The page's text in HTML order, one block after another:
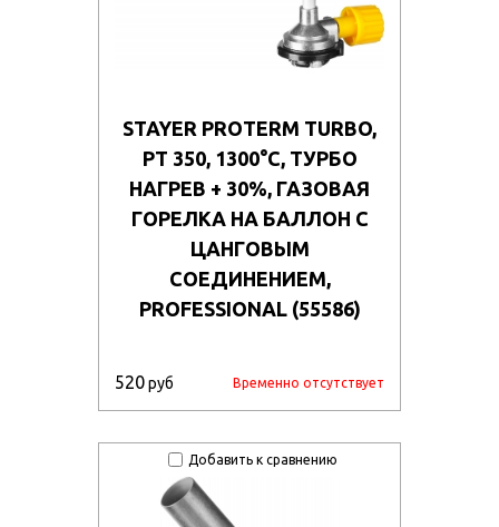
STAYER PROTERM TURBO,
PT 350, 1300°C, ТУРБО
НАГРЕВ + 30%, ГАЗОВАЯ
ГОРЕЛКА НА БАЛЛОН С
ЦАНГОВЫМ
СОЕДИНЕНИЕМ,
PROFESSIONAL (55586)
520руб Временно отсутствует
Добавить к сравнению